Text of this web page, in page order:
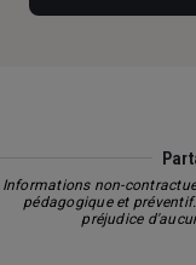
Informations non-
pédagogique et
préjudice